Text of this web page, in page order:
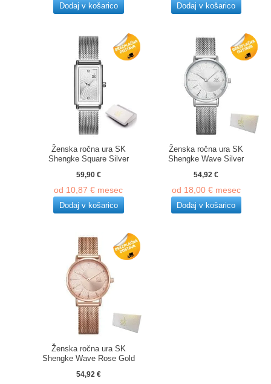
Dodaj v košarico Dodaj v košarico
Ženska ročna ura SK
Shengke Square Silver
59,90 €
od 10,87€ mesec
Dodaj v košarico
Ženska ročna ura SK
Shengke Wave Silver
54,92€
od 18,00 €mesec
Dodaj v košarico
Ženska ročna ura SK
Shengke Wave Rose Gold
54,92 €